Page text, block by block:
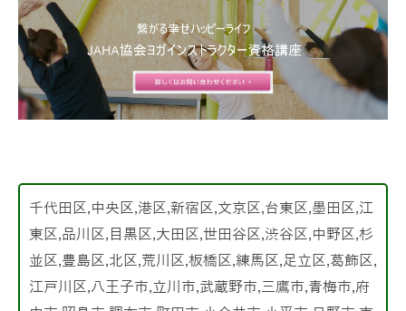
千代田区,中央区,港区,新宿区,文京区,台東区,墨田区,江
東区,品川区,目黒区,大田区,世田谷区,渋谷区,中野区,杉
並区,豊島区,北区,荒川区,板橋区,練馬区,足立区,葛飾区,
江戸川区,八王子市,立川市,武蔵野市,三鷹市,青梅市,府